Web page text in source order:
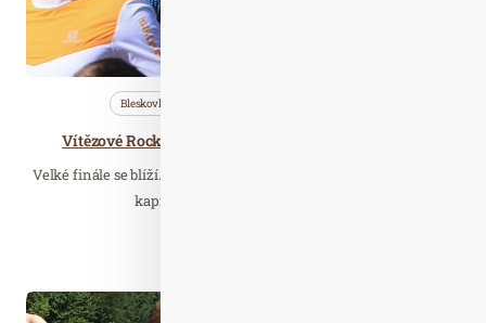
Bleskovky
Vítězové Rock Point – Horské výzvy míří na Pálavu
Velké finále se blíží. Rock Point – Horská výzva dopisuje devátou
kapitolu. Seriál horských běhů a…